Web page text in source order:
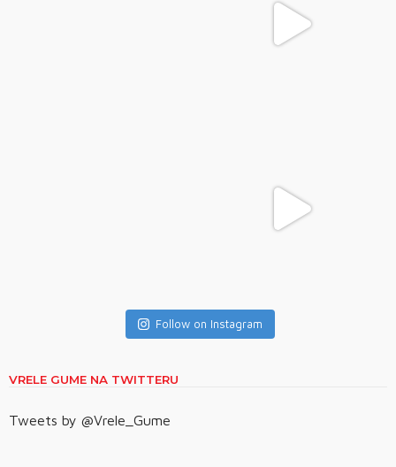
Follow on Instagram
VRELE GUME NA TWITTERU
Tweets by @Vrele_Gume